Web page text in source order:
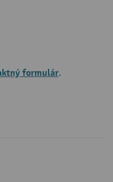
formulár.